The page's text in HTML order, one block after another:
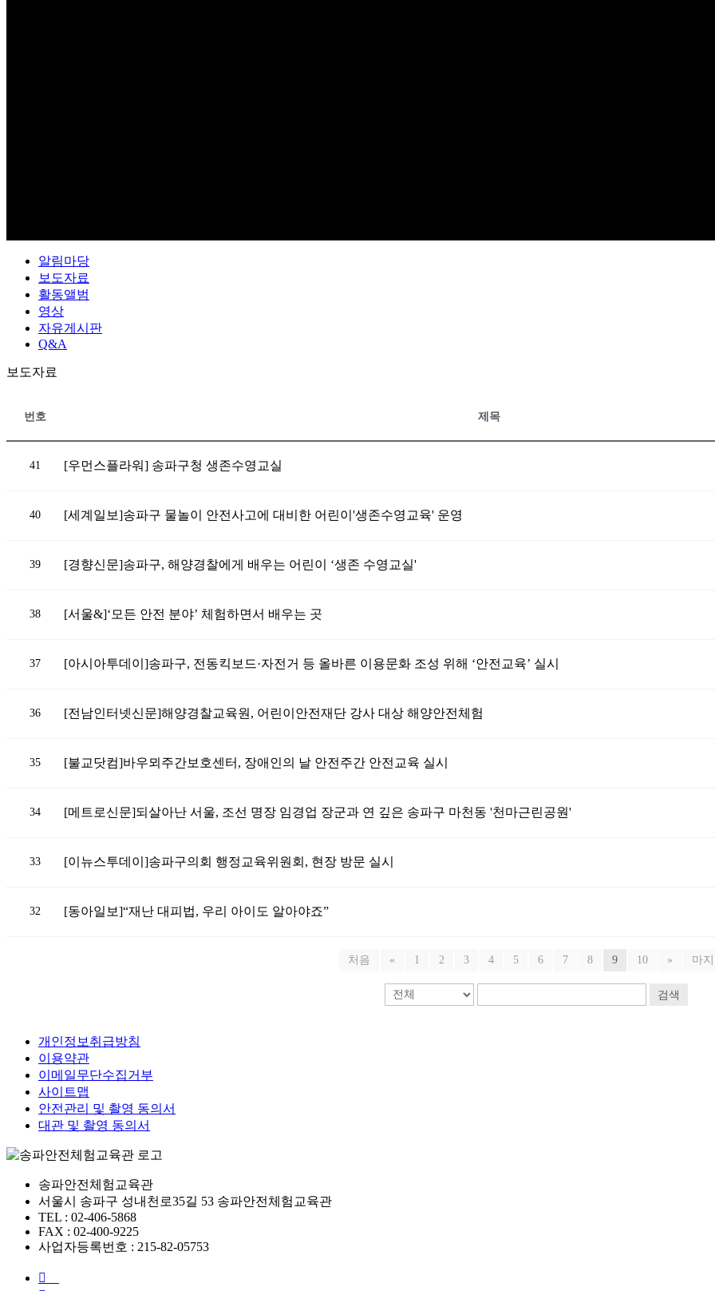
알림마당
보도자료
활동앨범
영상
자유게시판
Q&A
보도자료
번호 제목
41 [우먼스플라워] 송파구청 생존수영교실
40 [세계일보]송파구 물놀이 안전사고에 대비한 어린이'생존수영교육' 운영
39 [경향신문]송파구, 해양경찰에게 배우는 어린이 ‘생존 수영교실'
38 [서울&]‘모든 안전 분야’ 체험하면서 배우는 곳
37 [아시아투데이]송파구, 전동킥보드·자전거 등 올바른 이용문화 조성 위해 ‘안전교육’ 실시
36 [전남인터넷신문]해양경찰교육원, 어린이안전재단 강사 대상 해양안전체험
35 [불교닷컴]바우뫼주간보호센터, 장애인의 날 안전주간 안전교육 실시
34 [메트로신문]되살아난 서울, 조선 명장 임경업 장군과 연 깊은 송파구 마천동 '천마근린공원'
33 [이뉴스투데이]송파구의회 행정교육위원회, 현장 방문 실시
32 [동아일보]“재난 대피법, 우리 아이도 알아야죠”
처음 « 1 2 3 4 5 6 7 8 9 10 » 마
검색
개인정보취급방침
이용약관
이메일무단수집거부
사이트맵
안전관리 및 촬영 동의서
대관 및 촬영 동의서
송파안전체험교육관
서울시 송파구 성내천로35길 53 송파안전체험교육관
TEL : 02-406-5868
FAX : 02-400-9225
사업자등록번호 : 215-82-05753